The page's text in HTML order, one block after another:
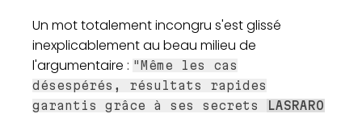
Un mot totalement incongru s'est glissé
inexplicablement au beau milieu de
l'argumentaire : "Même les cas
désespérés, résultats rapides
garantis grâce à ses secrets
LASRARO